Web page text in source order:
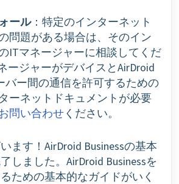
ール：特定のインターネット
問題がある場合は、そのイン
ITマネージャーに相談してくだ
ージャーがデバイスとAirDroid
バー間の通信を許可するための
ーネットドキュメントが必要
問い合わせください。
ます！AirDroid Businessの基本
しました。AirDroid Businessを
ための基本的なガイドがいく